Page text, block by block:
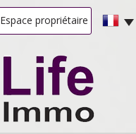
Espace propriétaire